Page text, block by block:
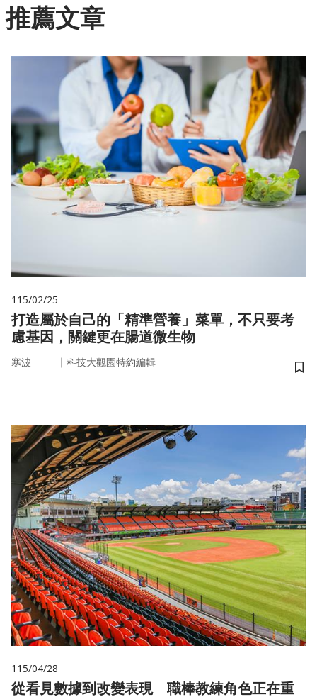
推薦文章
115/02/25
打造屬於自己的「精準營養」菜單，不只要考
慮基因，關鍵更在腸道微生物
寒波 ｜ 科技大觀園特約編輯
儲
115/04/28
從看見數據到改變表現 職棒教練角色正在重